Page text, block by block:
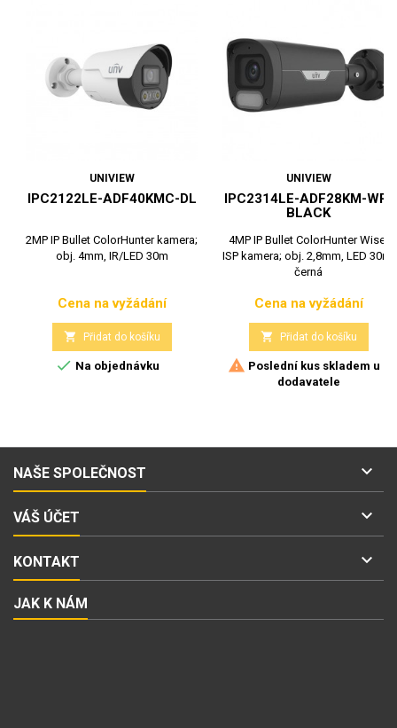
UNIVIEW
IPC2122LE-ADF40KMC-DL
2MP IP Bullet ColorHunter kamera;
obj. 4mm, IR/LED 30m
Cena
Cena na vyžádání
 Přidat do košíku
 Na objednávku
UNIVIEW
IPC2314LE-ADF28KM-WP-
BLACK
4MP IP Bullet ColorHunter Wise-
ISP kamera; obj. 2,8mm, LED 30m,
černá
Cena
Cena na vyžádání
 Přidat do košíku
 Poslední kus skladem u
dodavatele
NAŠE SPOLEČNOST 
VÁŠ ÚČET 
KONTAKT 
JAK K NÁM